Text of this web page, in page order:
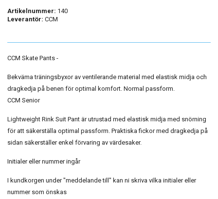
Artikelnummer: 140
Leverantör: CCM
CCM Skate Pants -
Bekväma träningsbyxor av ventilerande material med elastisk midja och
dragkedja på benen för optimal komfort. Normal passform.
CCM Senior
Lightweight Rink Suit Pant är utrustad med elastisk midja med snörning
för att säkerställa optimal passform. Praktiska fickor med dragkedja på
sidan säkerställer enkel förvaring av värdesaker.
Initialer eller nummer ingår
I kundkorgen under "meddelande till" kan ni skriva vilka initialer eller
nummer som önskas